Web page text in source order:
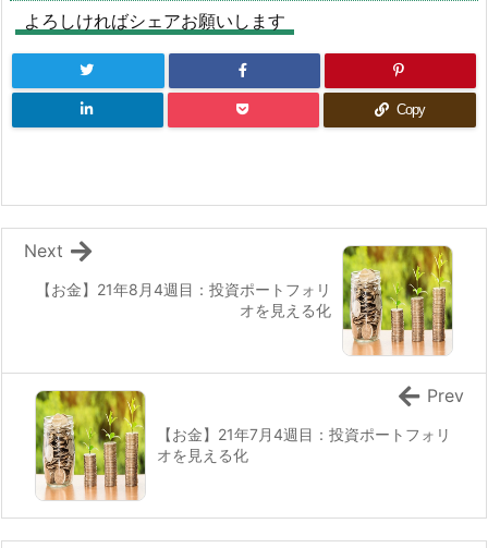
よろしければシェアお願いします
Copy
【お金】21年8月4週目：投資ポートフォリ
オを見える化
Next
【お金】21年7月4週目：投資ポートフォリ
オを見える化
Prev